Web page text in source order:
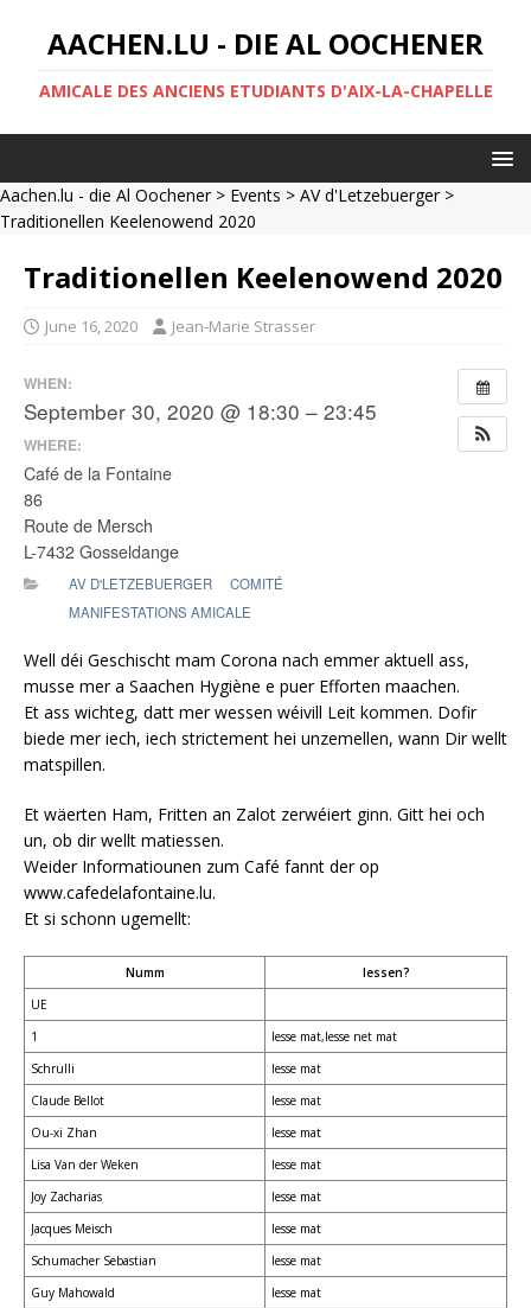
AACHEN.LU - DIE AL OOCHENER
AMICALE DES ANCIENS ETUDIANTS D'AIX-LA-CHAPELLE
Aachen.lu - die Al Oochener> Events > AV d'Letzebuerger>
Traditionellen Keelenowend 2020
Traditionellen Keelenowend 2020
June 16, 2020 Jean-Marie Strasser
WHEN:
September 30, 2020 @ 18:30 – 23:45
WHERE:
Café de la Fontaine
86
Route de Mersch
L-7432 Gosseldange
AV D'LETZEBUERGER
COMITÉ
MANIFESTATIONS AMICALE
Well déi Geschischt mam Corona nach emmer aktuell ass,
musse mer a Saachen Hygiène e puer Efforten maachen.
Et ass wichteg, datt mer wessen wéivill Leit kommen. Dofir
biede mer iech, iech strictement hei unzemellen, wann Dir wellt
matspillen.
Et wäerten Ham, Fritten an Zalot zerwéiert ginn. Gitt hei och
un, ob dir wellt matiessen.
Weider Informatiounen zum Café fannt der op
www.cafedelafontaine.lu.
Et si schonn ugemellt:
Numm
Iessen?
UE
1
Iesse mat,Iesse net mat
Schrulli
Iesse mat
Claude Bellot
Iesse mat
Ou-xi Zhan
Iesse mat
Lisa Van der Weken
Iesse mat
Joy Zacharias
Iesse mat
Jacques Meisch
Iesse mat
Schumacher Sebastian
Iesse mat
Guy Mahowald
Iesse mat